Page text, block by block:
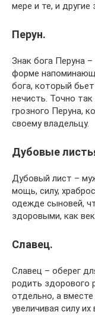
мере и те, и другие
Перун.
Знак бога Перуна
форме
бога, который
нечисть. Точно
грозного Перуна,
своему владельцу.
Дубовые
Дубовый лист –
мощь, силу,
одежде сыновей,
здоровыми, как
Славец.
Славец – оберег
родить здорового
отдельно, а
увеличивая силу